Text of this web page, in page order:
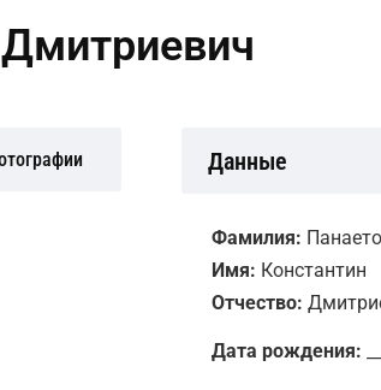
Данные
Фамилия:
Имя: Константин
Отчество:
Дата рождения: